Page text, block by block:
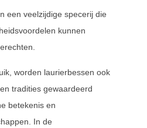
een veelzijdige specerij die
kunnen
worden laurierbessen ook
tradities gewaardeerd
betekenis en
In de